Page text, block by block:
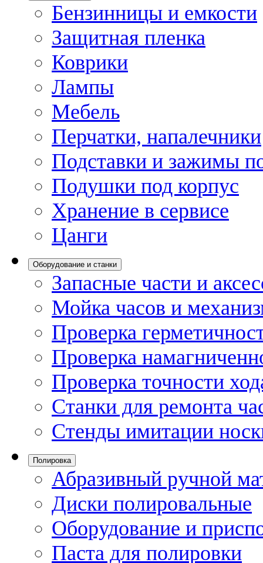
Бензинницы и емкости
Защитная пленка
Коврики
Лампы
Мебель
Перчатки, напалечники
Подставки и зажимы
Подушки под корпус
Хранение в сервисе
Цанги
Оборудование и станки
Запасные части и
Мойка часов и
Проверка
Проверка
Проверка точности
Станки для ремонта
Стенды имитации
Полировка
Абразивный ручной
Диски полировальные
Оборудование и
Паста для полировки